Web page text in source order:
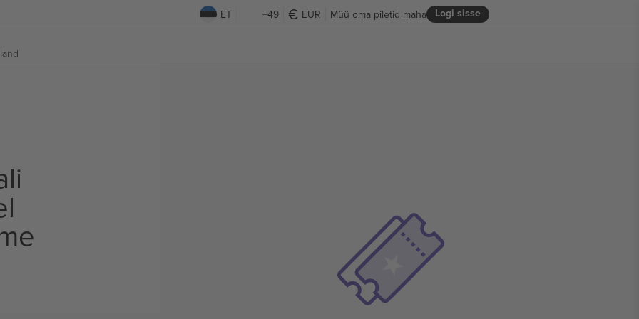
ET +49 EUR Logi sisse
Müü oma piletid maha